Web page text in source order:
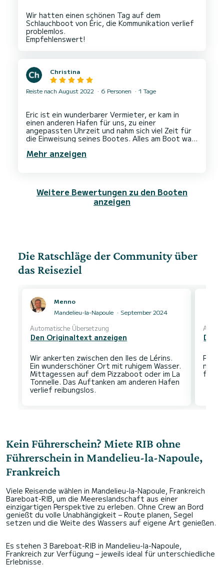
Wir hatten einen schönen Tag auf dem
Schlauchboot von Éric, die Kommunikation verlief
problemlos.
Christina
Reiste nach August 2022 6 Personen 1 Tage
Eric ist ein wunderbarer Vermieter, er kam in
einen anderen Hafen für uns, zu einer
angepassten Uhrzeit und nahm sich viel Zeit für
die Einweisung seines Bootes. Alles am Boot war
fantastischen tag auf dem Meer! Merci
Mehr anzeigen
Weitere Bewertungen zu den Booten
anzeigen
Die Ratschläge der Community über
das Reiseziel
Menno
Mandelieu-la-Napoule
September 2024
Automatische Übersetzung
Den Originaltext anzeigen
Wir ankerten zwischen den Iles de Lérins.
Ein wunderschöner Ort mit ruhigem Wasser.
Mittagessen auf dem Pizzaboot oder im La
Tonnelle. Das Auftanken am anderen Hafen
Den
nicht
Kein Führerschein? Miete RIB ohne
Führerschein in Mandelieu-la-Napoule,
Frankreich
Viele Reisende wählen in Mandelieu-la-Napoule, Frankreich
Bareboat-RIB, um die Meereslandschaft aus einer
einzigartigen Perspektive zu erleben. Ohne Crew an Bord
genießt du volle Unabhängigkeit – Route planen, Segel
setzen und die Weite des Wassers auf eigene Art genießen.
Es stehen 3 Bareboat-RIB in Mandelieu-la-Napoule,
Frankreich zur Verfügung – jeweils ideal für unterschiedliche
Erlebnisse.